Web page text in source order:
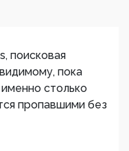
поисковая
пока
столько
пропавшими без